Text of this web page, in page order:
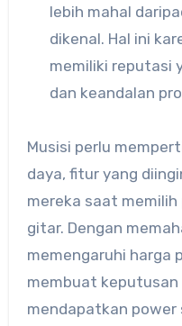
lebih mahal
dikenal. Hal ini
memiliki reputasi
dan keandalan
Musisi perlu
daya, fitur yang
mereka saat
gitar. Dengan
memengaruhi harga
membuat
mendapatkan power